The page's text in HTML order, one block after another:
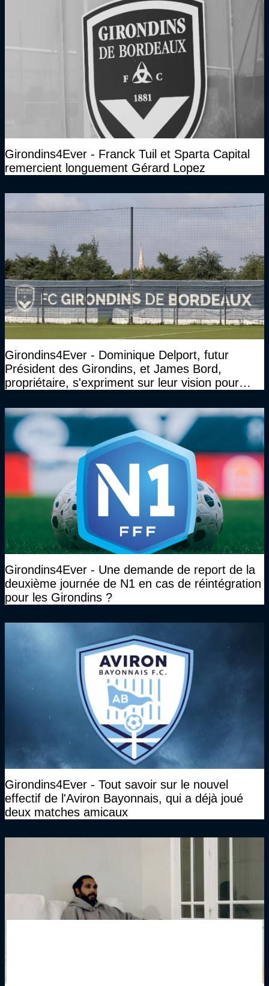
Girondins4Ever - Franck Tuil et Sparta Capital
remercient longuement Gérard Lopez
Girondins4Ever - Dominique Delport, futur
Président des Girondins, et James Bord,
propriétaire, s'expriment sur leur vision pour
Girondins4Ever - Une demande de report de la
deuxième journée de N1 en cas de réintégration
pour les Girondins ?
Girondins4Ever - Tout savoir sur le nouvel
effectif de l'Aviron Bayonnais, qui a déjà joué
deux matches amicaux